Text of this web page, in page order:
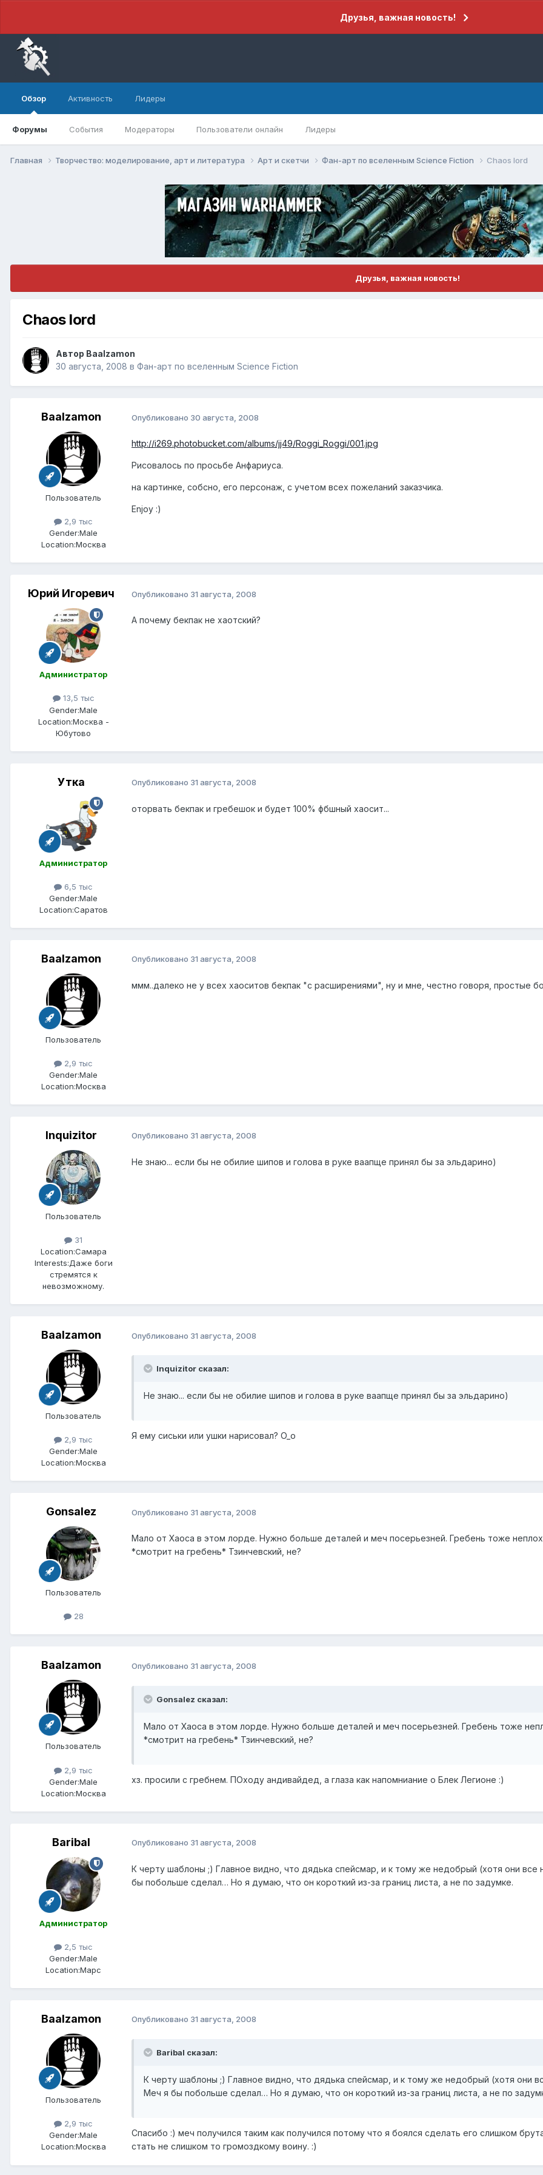
Друзья, важная новость!
Обзор
Форумы События Модераторы Пользователи онлайн Лидеры
Активность Лидеры
Главная Творчество: моделирование, арт и литература Арт и скетчи Фан-арт по вселенным Science Fiction Chaos lord
Друзья, важная новость!
Chaos lord
Автор Baalzamon
30 августа, 2008 в Фан-арт по вселенным Science Fiction
Baalzamon
Пользователь
2,9 тыс
Gender:Male
Location:Москва
Опубликовано 30 августа, 2008
http://i269.photobucket.com/albums/jj49/Roggi_Roggi/001.jpg
Рисовалось по просьбе Анфариуса.
на картинке, собсно, его персонаж, с учетом всех пожеланий заказчика.
Enjoy :)
Юрий Игоревич
Администратор
13,5 тыс
Gender:Male
Location:Москва -
Юбутово
Опубликовано 31 августа, 2008
А почему бекпак не хаотский?
Утка
Администратор
6,5 тыс
Gender:Male
Location:Саратов
Опубликовано 31 августа, 2008
оторвать бекпак и гребешок и будет 100% фбшный хаосит...
Baalzamon
Пользователь
2,9 тыс
Gender:Male
Location:Москва
Опубликовано 31 августа, 2008
ммм..далеко не у всех хаоситов бекпак "с расширениями", ну и мне, честно говоря, простые
Inquizitor
Пользователь
31
Location:Самара
Interests:Даже боги
стремятся к
невозможному.
Опубликовано 31 августа, 2008
Не знаю... если бы не обилие шипов и голова в руке ваапще принял бы за эльдарино)
Baalzamon
Пользователь
2,9 тыс
Gender:Male
Location:Москва
Опубликовано 31 августа, 2008
Inquizitor сказал:
Не знаю... если бы не обилие шипов и голова в руке ваапще принял бы за эльдарино)
Я ему сиськи или ушки нарисовал? O_o
Gonsalez
Пользователь
28
Опубликовано 31 августа, 2008
Мало от Хаоса в этом лорде. Нужно больше деталей и меч посерьезней. Гребень тоже
*смотрит на гребень* Тзинчевский, не?
Baalzamon
Пользователь
2,9 тыс
Gender:Male
Location:Москва
Опубликовано 31 августа, 2008
Gonsalez сказал:
Мало от Хаоса в этом лорде. Нужно больше деталей и меч посерьезней. Гребень тоже
*смотрит на гребень* Тзинчевский, не?
хз. просили с гребнем. ПОходу андивайдед, а глаза как напомниание о Блек Легионе :)
Baribal
Администратор
2,5 тыс
Gender:Male
Location:Марс
Опубликовано 31 августа, 2008
К черту шаблоны ;) Главное видно, что дядька спейсмар, и к тому же недобрый (хотя они
бы побольше сделал… Но я думаю, что он короткий из-за границ листа, а не по задумке.
Baalzamon
Пользователь
2,9 тыс
Gender:Male
Location:Москва
Опубликовано 31 августа, 2008
Baribal сказал:
К черту шаблоны ;) Главное видно, что дядька спейсмар, и к тому же недобрый (хотя они
Меч я бы побольше сделал… Но я думаю, что он короткий из-за границ листа, а не по
Спасибо :) меч получился таким как получился потому что я боялся сделать его слишком
стать не слишком то громоздкому воину. :)